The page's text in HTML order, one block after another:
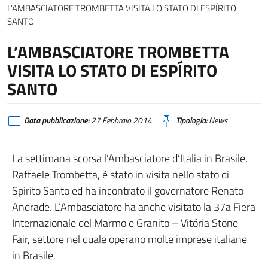
L’AMBASCIATORE TROMBETTA VISITA LO STATO DI ESPÍRITO
SANTO
L’AMBASCIATORE TROMBETTA
VISITA LO STATO DI ESPÍRITO
SANTO
Data pubblicazione:27 Febbraio 2014 Tipologia:News
La settimana scorsa l’Ambasciatore d’Italia in Brasile,
Raffaele Trombetta, è stato in visita nello stato di
Spirito Santo ed ha incontrato il governatore Renato
Andrade. L’Ambasciatore ha anche visitato la 37a Fiera
Internazionale del Marmo e Granito – Vitória Stone
Fair, settore nel quale operano molte imprese italiane
in Brasile.